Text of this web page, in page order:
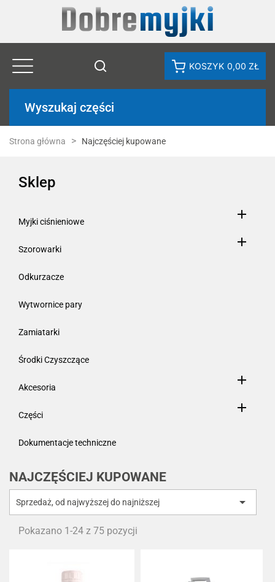
KOSZYK 0,00 ZŁ
Wyszukaj części
Strona główna Najczęściej kupowane
Sklep
Myjki ciśnieniowe 
Szorowarki 
Odkurzacze
Wytwornice pary
Zamiatarki
Środki Czyszczące
Akcesoria 
Części 
Dokumentacje techniczne
NAJCZĘŚCIEJ KUPOWANE
Sprzedaż, od najwyższej do najniższej 
Pokazano 1-24 z 75 pozycji